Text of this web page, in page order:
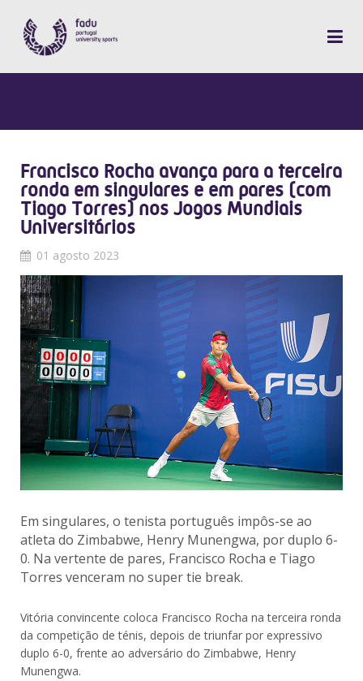
Francisco Rocha avança para a terceira
ronda em singulares e em pares (com
Tiago Torres) nos Jogos Mundiais
Universitários
01 agosto 2023
Em singulares, o tenista português impôs-se ao
atleta do Zimbabwe, Henry Munengwa, por duplo 6-
0. Na vertente de pares, Francisco Rocha e Tiago
Torres venceram no super tie break.
Vitória convincente coloca Francisco Rocha na terceira ronda
da competição de ténis, depois de triunfar por expressivo
duplo 6-0, frente ao adversário do Zimbabwe, Henry
Munengwa.